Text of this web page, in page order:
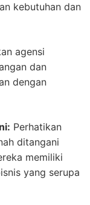
kebutuhan dan
agensi
dan
dengan
Perhatikan
ditangani
memiliki
yang serupa